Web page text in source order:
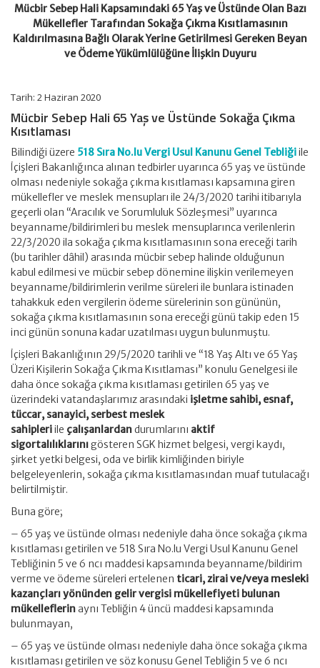
Getirilmesi
Gereken
Beyan
ve
Ödeme
Duyuru
için
Mücbir Sebep Hali Kapsamındaki 65 Yaş ve Üstünde Olan Bazı
Mükellefler Tarafından Sokağa Çıkma Kısıtlamasının
Kaldırılmasına Bağlı Olarak Yerine Getirilmesi Gereken Beyan
ve Ödeme Yükümlülüğüne İlişkin Duyuru
Tarih: 2 Haziran 2020
Mücbir Sebep Hali 65 Yaş ve Üstünde Sokağa Çıkma
Kısıtlaması
Bilindiği üzere 518 Sıra No.lu Vergi Usul Kanunu Genel Tebliğiile
İçişleri Bakanlığınca alınan tedbirler uyarınca 65 yaş ve üstünde
olması nedeniyle sokağa çıkma kısıtlaması kapsamına giren
mükellefler ve meslek mensupları ile 24/3/2020 tarihi itibarıyla
geçerli olan “Aracılık ve Sorumluluk Sözleşmesi” uyarınca
beyanname/bildirimleri bu meslek mensuplarınca verilenlerin
22/3/2020 ila sokağa çıkma kısıtlamasının sona ereceği tarih
(bu tarihler dâhil) arasında mücbir sebep halinde olduğunun
kabul edilmesi ve mücbir sebep dönemine ilişkin verilemeyen
beyanname/bildirimlerin verilme süreleri ile bunlara istinaden
tahakkuk eden vergilerin ödeme sürelerinin son gününün,
sokağa çıkma kısıtlamasının sona ereceği günü takip eden 15
inci günün sonuna kadar uzatılması uygun bulunmuştu.
İçişleri Bakanlığının 29/5/2020 tarihli ve “18 Yaş Altı ve 65 Yaş
Üzeri Kişilerin Sokağa Çıkma Kısıtlaması” konulu Genelgesi ile
daha önce sokağa çıkma kısıtlaması getirilen 65 yaş ve
üzerindeki vatandaşlarımız arasındaki işletme sahibi, esnaf,
tüccar, sanayici, serbest meslek
sahipleriile çalışanlardandurumlarını aktif
sigortalılıklarınıgösteren SGK hizmet belgesi, vergi kaydı,
şirket yetki belgesi, oda ve birlik kimliğinden biriyle
belgeleyenlerin, sokağa çıkma kısıtlamasından muaf tutulacağı
belirtilmiştir.
Buna göre;
– 65 yaş ve üstünde olması nedeniyle daha önce sokağa çıkma
kısıtlaması getirilen ve 518 Sıra No.lu Vergi Usul Kanunu Genel
Tebliğinin 5 ve 6 ncı maddesi kapsamında beyanname/bildirim
verme ve ödeme süreleri ertelenen ticari, zirai ve/veya mesleki
kazançları yönünden gelir vergisi mükellefiyeti bulunan
mükelleflerinaynı Tebliğin 4 üncü maddesi kapsamında
bulunmayan,
– 65 yaş ve üstünde olması nedeniyle daha önce sokağa çıkma
kısıtlaması getirilen ve söz konusu Genel Tebliğin 5 ve 6 ncı